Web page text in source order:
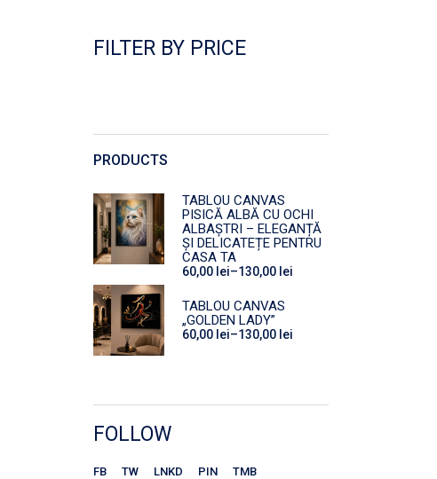
FILTER BY PRICE
PRODUCTS
TABLOU CANVAS
PISICĂ ALBĂ CU OCHI
ALBAȘTRI – ELEGANȚĂ
ȘI DELICATEȚE PENTRU
CASA TA
60,00 lei–130,00 lei
Interval
prețuri:
60,00 lei
până
la
TABLOU CANVAS
„GOLDEN LADY”
60,00 lei–130,00 lei
Interval
la
FOLLOW
FB TW LNKD PIN TMB